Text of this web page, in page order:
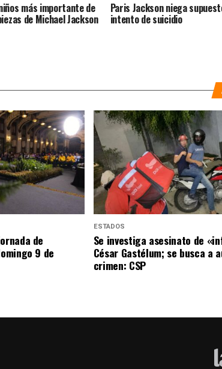
más importante de
de Michael Jackson
Paris Jackson niega
intento de suicidio
de
9 de
ESTADOS
Se investiga asesinato de
César Gastélum; se busca a
crimen: CSP